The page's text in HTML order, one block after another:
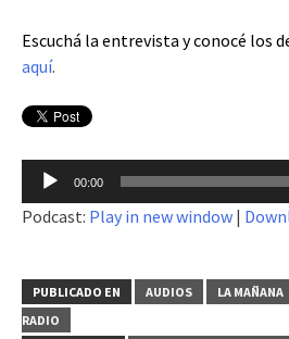
Escuchá la entrevista y conocé los
aquí.
Reproductor
de
audio
00:00
Podcast: Play in new window |
PUBLICADO EN AUDIOS LA MAÑANA
RADIO